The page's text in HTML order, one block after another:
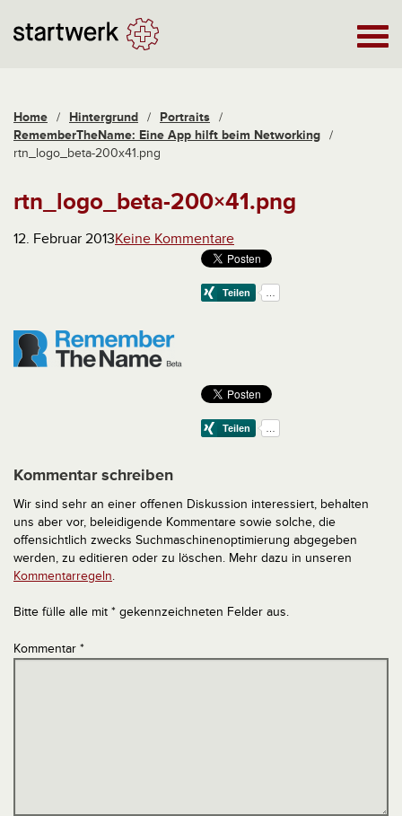
Home / Hintergrund / Portraits /
RememberTheName: Eine App hilft beim Networking /
rtn_logo_beta-200x41.png
rtn_logo_beta-200×41.png
12. Februar 2013Keine Kommentare
Kommentar schreiben
Wir sind sehr an einer offenen Diskussion interessiert, behalten
uns aber vor, beleidigende Kommentare sowie solche, die
offensichtlich zwecks Suchmaschinenoptimierung abgegeben
werden, zu editieren oder zu löschen. Mehr dazu in unseren
Kommentarregeln.
Bitte fülle alle mit * gekennzeichneten Felder aus.
Kommentar *